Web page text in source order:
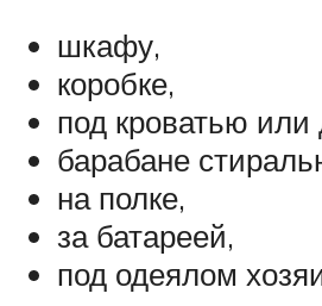
шкафу,
коробке,
под кроватью или
барабане
на полке,
за батареей,
под одеялом